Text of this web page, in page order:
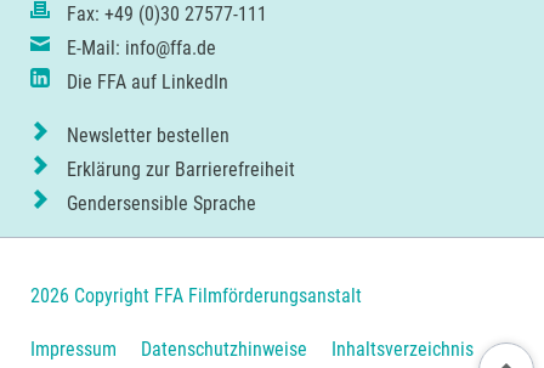
Fax: +49 (0)30 27577-111
E-Mail: info@ffa.de
Die FFA auf LinkedIn
Newsletter bestellen
Erklärung zur Barrierefreiheit
Gendersensible Sprache
2026 Copyright FFA Filmförderungsanstalt
Navigation
Impressum Datenschutzhinweise Inhaltsverzeichnis Nach